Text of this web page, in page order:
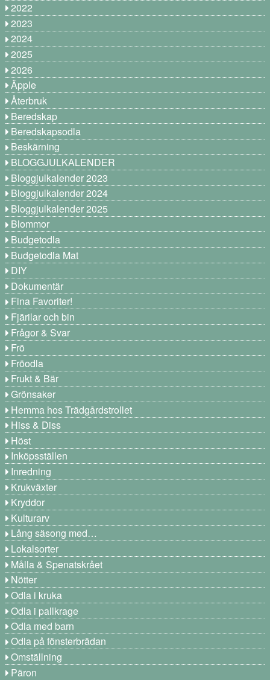
2022
2023
2024
2025
2026
Äpple
Återbruk
Beredskap
Beredskapsodla
Beskärning
BLOGGJULKALENDER
Bloggjulkalender 2023
Bloggjulkalender 2024
Bloggjulkalender 2025
Blommor
Budgetodla
Budgetodla Mat
DIY
Dokumentär
Fina Favoriter!
Fjärilar och bin
Frågor & Svar
Frö
Fröodla
Frukt & Bär
Grönsaker
Hemma hos Trädgårdstrollet
Hiss & Diss
Höst
Inköpsställen
Inredning
Krukväxter
Kryddor
Kulturarv
Lång säsong med…
Lokalsorter
Målla & Spenatskrået
Nötter
Odla i kruka
Odla i pallkrage
Odla med barn
Odla på fönsterbrädan
Omställning
Päron